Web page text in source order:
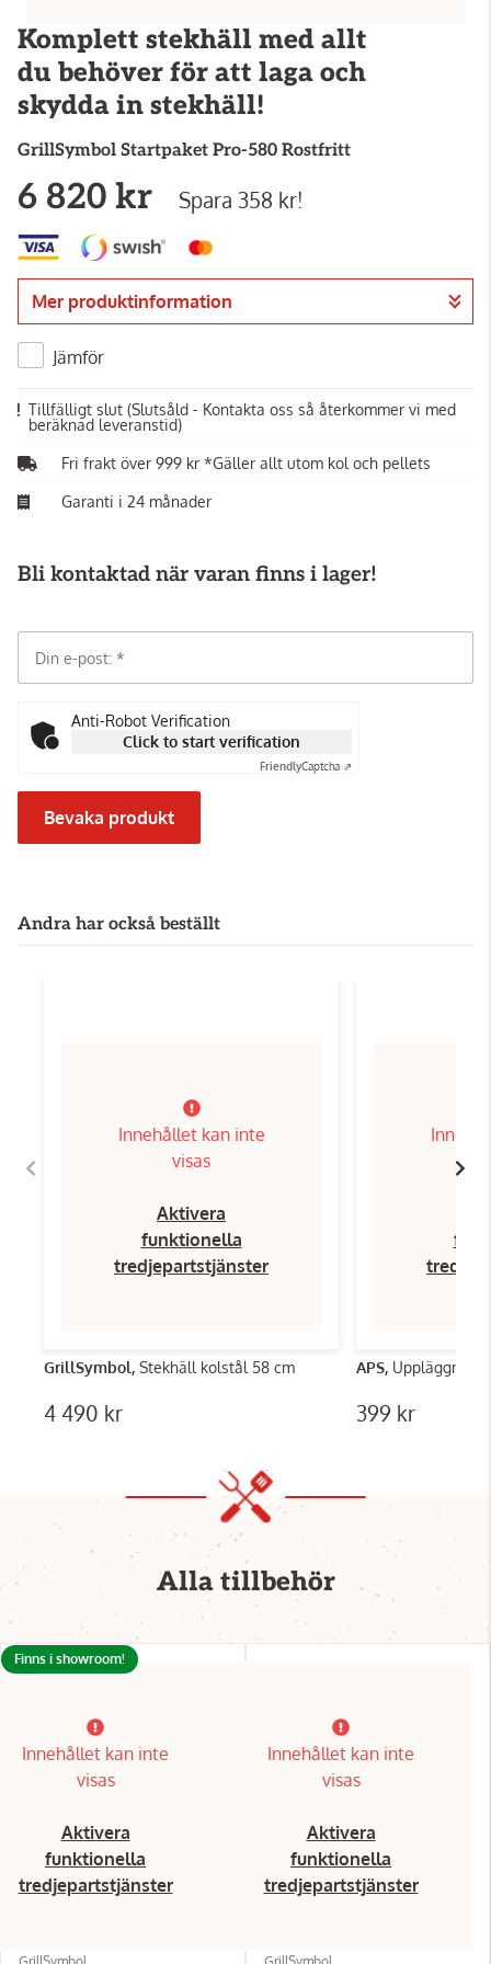
Komplett stekhäll med allt
du behöver för att laga och
skydda in stekhäll!
GrillSymbol Startpaket Pro-580 Rostfritt
6 820 kr Spara 358 kr!
Mer produktinformation
Jämför
Tillfälligt slut (Slutsåld - Kontakta oss så återkommer vi med
beräknad leveranstid)
Fri frakt över 999 kr *Gäller allt utom kol och pellets
Garanti i 24 månader
Bli kontaktad när varan finns i lager!
Din e-post:
Anti-Robot Verification
Click to start verification
FriendlyCaptcha ⇗
Bevaka produkt
Andra har också beställt
Innehållet kan inte
visas
Aktivera
funktionella
tredjepartstjänster
GrillSymbol, Stekhäll kolstål 58 cm
4 490 kr
APS,
399 kr
Alla tillbehör
Innehållet kan inte
visas
Aktivera
funktionella
tredjepartstjänster
GrillSymbol
Finns i showroom!
Innehållet kan inte
visas
Aktivera
funktionella
tredjepartstjänster
GrillSymbol